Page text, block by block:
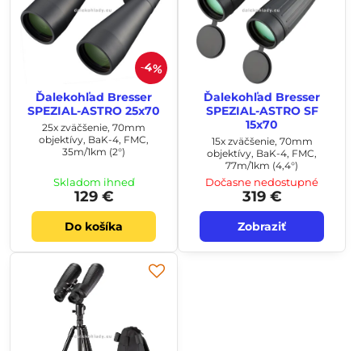
4%
Ďalekohľad Bresser
SPEZIAL-ASTRO 25x70
25x zväčšenie, 70mm
objektívy, BaK-4, FMC,
35m/1km (2°)
Skladom ihneď
129 €
Do košíka
Ďalekohľad Bresser
SPEZIAL-ASTRO SF
15x70
15x zväčšenie, 70mm
objektívy, BaK-4, FMC,
77m/1km (4,4°)
Dočasne nedostupné
319 €
Zobraziť